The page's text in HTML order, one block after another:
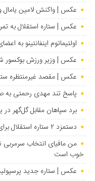
عکس | واکنش لامین یامال
عکس | ستاره استقلال به
اولتیماتوم اینفانتینو به
عکس | وزیر ورزش بوکسور
عکس | مقصد غیرمنتظره
پاسخ تند مهدی رحمتی
برد سپاهان مقابل گل‌گهر در
دستمزد ۲ ستاره استقلال برای تمدید مشخص شد
من مافیای انتخاب سرمربی
خوب است
عکس | ستاره جدید